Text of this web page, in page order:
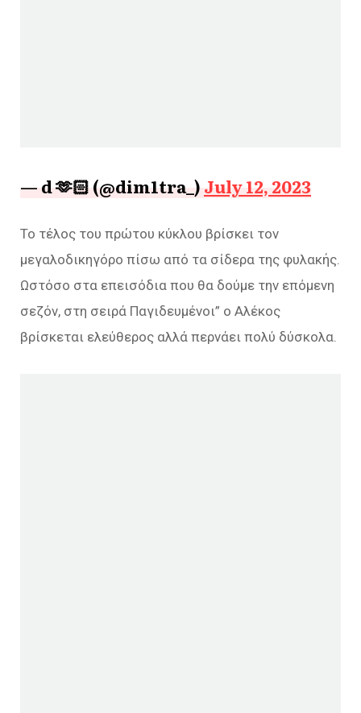
— d 🫶🏻 (@dim1tra_)July 12, 2023
Το τέλος του πρώτου κύκλου βρίσκει τον
μεγαλοδικηγόρο πίσω από τα σίδερα της φυλακής.
Ωστόσο στα επεισόδια που θα δούμε την επόμενη
σεζόν, στη σειρά Παγιδευμένοι” ο Αλέκος
βρίσκεται ελεύθερος αλλά περνάει πολύ δύσκολα.